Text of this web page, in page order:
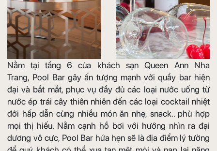
Nằm tại
tầng 6 của khách sạn Queen Ann Nha
Trang, Pool Bar gây ấn tượng mạnh với quầy bar hiện
đại và bắt mắt, phục vụ đầy đủ các loại nước uống từ
nước ép trái cây thiên nhiên đến các loại cocktail nhiệt
đới hấp dẫn cùng nhiều món ăn nhẹ, snack.. phù hợp
mọi thị hiếu. Nằm cạnh hồ bơi với hướng nhìn ra đại
dương vô cực, Pool Bar hứa hẹn sẽ là địa điểm lý tưởng